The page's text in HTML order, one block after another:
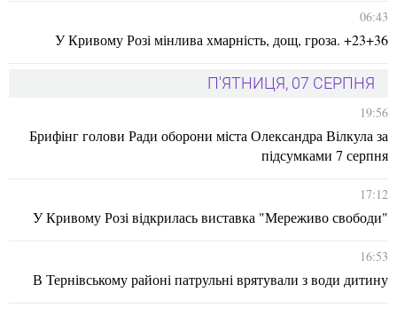
06:43
У Кривому Розі мінлива хмарність, дощ, гроза. +23+36
П'ЯТНИЦЯ, 07 СЕРПНЯ
19:56
Брифінг голови Ради оборони міста Олександра Вілкула за
підсумками 7 серпня
17:12
У Кривому Розі відкрилась виставка "Мереживо свободи"
16:53
В Тернівському районі патрульні врятували з води дитину